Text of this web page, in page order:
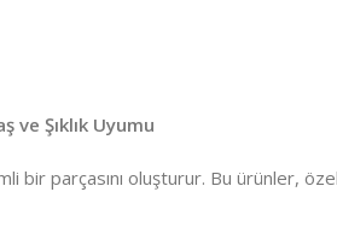
Şıklık Uyumu
bir parçasını oluşturur. Bu ürünler,